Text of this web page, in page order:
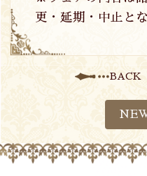
更・延期・中止と
BACK